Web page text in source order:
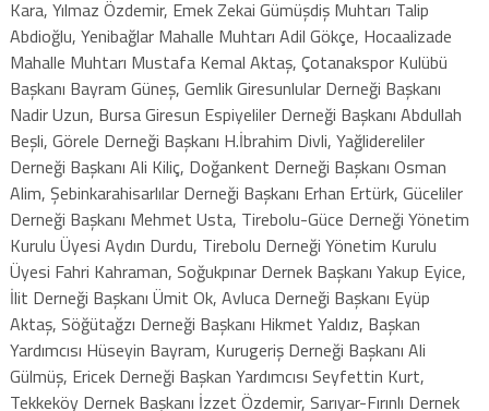
Kara, Yılmaz Özdemir, Emek Zekai Gümüşdiş Muhtarı Talip
Abdioğlu, Yenibağlar Mahalle Muhtarı Adil Gökçe, Hocaalizade
Mahalle Muhtarı Mustafa Kemal Aktaş, Çotanakspor Kulübü
Başkanı Bayram Güneş, Gemlik Giresunlular Derneği Başkanı
Nadir Uzun, Bursa Giresun Espiyeliler Derneği Başkanı Abdullah
Beşli, Görele Derneği Başkanı H.İbrahim Divli, Yağlidereliler
Derneği Başkanı Ali Kiliç, Doğankent Derneği Başkanı Osman
Alim, Şebinkarahisarlılar Derneği Başkanı Erhan Ertürk, Güceliler
Derneği Başkanı Mehmet Usta, Tirebolu-Güce Derneği Yönetim
Kurulu Üyesi Aydın Durdu, Tirebolu Derneği Yönetim Kurulu
Üyesi Fahri Kahraman, Soğukpınar Dernek Başkanı Yakup Eyice,
İlit Derneği Başkanı Ümit Ok, Avluca Derneği Başkanı Eyüp
Aktaş, Söğütağzı Derneği Başkanı Hikmet Yaldız, Başkan
Yardımcısı Hüseyin Bayram, Kurugeriş Derneği Başkanı Ali
Gülmüş, Ericek Derneği Başkan Yardımcısı Seyfettin Kurt,
Tekkeköy Dernek Başkanı İzzet Özdemir, Sarıyar-Fırınlı Dernek